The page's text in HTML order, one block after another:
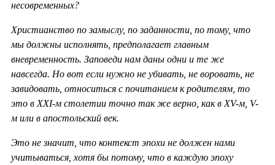
несовременных?
Христианство по замыслу, по заданности, по тому, что
мы должны исполнять, предполагает главным
вневременность. Заповеди нам даны одни и те же
навсегда. Но вот если нужно не убивать, не воровать, не
завидовать, относиться с почитанием к родителям, то
это в ХХI-м столетии точно так же верно, как в XV-м, V-
м или в апостольский век.
Это не значит, что контекст эпохи не должен нами
учитываться, хотя бы потому, что в каждую эпоху